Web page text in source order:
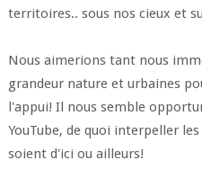
territoires.. sous nos cieux et
Nous aimerions tant nous
grandeur nature et urbaines
l'appui! Il nous semble
YouTube, de quoi interpeller
soient d'ici ou ailleurs!